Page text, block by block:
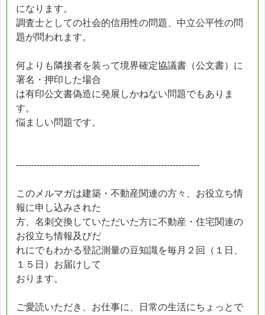
になります。
調査士としての社会的信用性の問題、中立公平性の問
題が問われます。
何よりも隣接者を装って境界確定協議書（公文書）に
署名・押印した場合
は有印公文書偽造に発展しかねない問題でもありま
す。
悩ましい問題です。
--------------------------------------------------------------
このメルマガは建築・不動産関連の方々、お役立ち情
報に申し込みされた
方、名刺交換していただいた方に不動産・住宅関連の
お役立ち情報及びだ
れにでもわかる登記測量の豆知識を毎月２回（１日、
１５日）お届けして
おります。
ご愛読いただき、お仕事に、日常の生活にちょっとで